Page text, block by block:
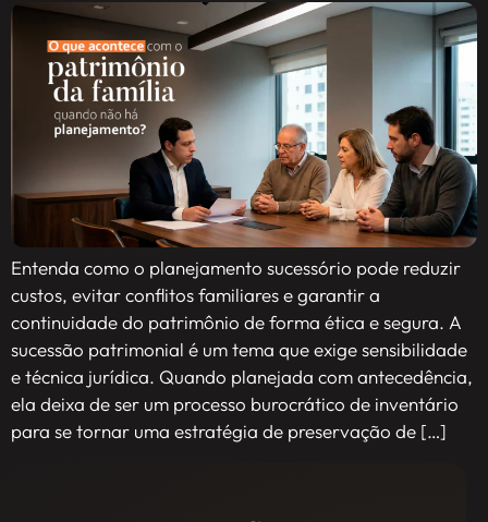
Entenda como o planejamento sucessório pode reduzir
custos, evitar conflitos familiares e garantir a
continuidade do patrimônio de forma ética e segura. A
sucessão patrimonial é um tema que exige sensibilidade
e técnica jurídica. Quando planejada com antecedência,
ela deixa de ser um processo burocrático de inventário
para se tornar uma estratégia de preservação de […]